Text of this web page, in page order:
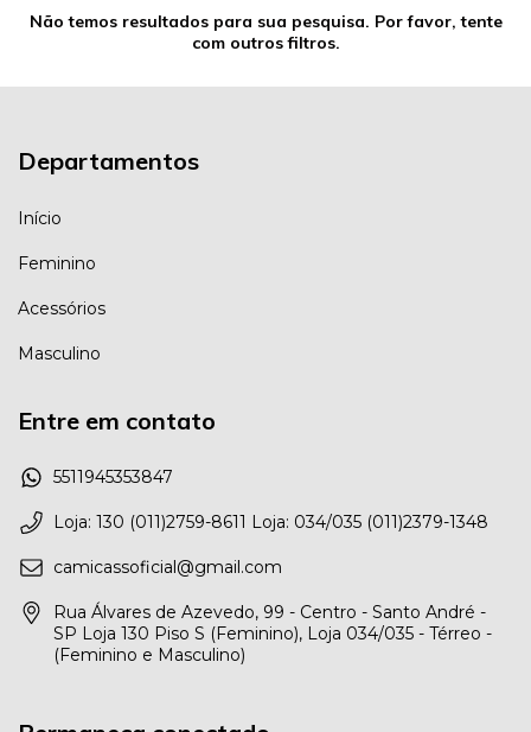
Não temos resultados para sua pesquisa. Por favor, tente
com outros filtros.
Departamentos
Início
Feminino
Acessórios
Masculino
Entre em contato
5511945353847
Loja: 130 (011)2759-8611 Loja: 034/035 (011)2379-1348
camicassoficial@gmail.com
Rua Álvares de Azevedo, 99 - Centro - Santo André -
SP Loja 130 Piso S (Feminino), Loja 034/035 - Térreo -
(Feminino e Masculino)